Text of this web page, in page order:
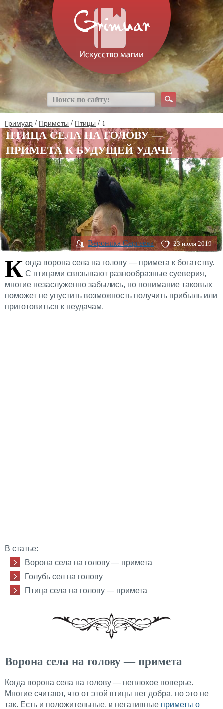
Гримуар / Приметы / Птицы / ⤵
ПТИЦА СЕЛА НА ГОЛОВУ —
ПРИМЕТА К БУДУЩЕЙ УДАЧЕ
Вероника Сергеева 23 июля 2019
К огда ворона села на голову — примета к богатству.
С птицами связывают разнообразные суеверия,
многие незаслуженно забылись, но понимание таковых
поможет не упустить возможность получить прибыль или
приготовиться к неудачам.
В статье:
Ворона села на голову — примета
Голубь сел на голову
Птица села на голову — примета
Ворона села на голову — примета
Когда ворона села на голову — неплохое поверье.
Многие считают, что от этой птицы нет добра, но это не
так. Есть и положительные, и негативные приметы о